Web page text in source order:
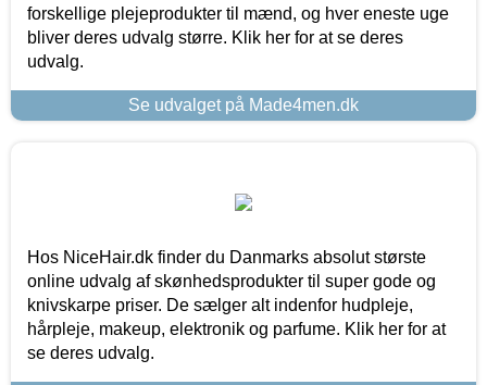
forskellige plejeprodukter til mænd, og hver eneste uge
bliver deres udvalg større. Klik her for at se deres
udvalg.
Se udvalget på Made4men.dk
Hos NiceHair.dk finder du Danmarks absolut største
online udvalg af skønhedsprodukter til super gode og
knivskarpe priser. De sælger alt indenfor hudpleje,
hårpleje, makeup, elektronik og parfume. Klik her for at
se deres udvalg.